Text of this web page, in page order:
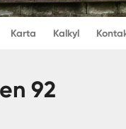
Karta Kalkyl
92